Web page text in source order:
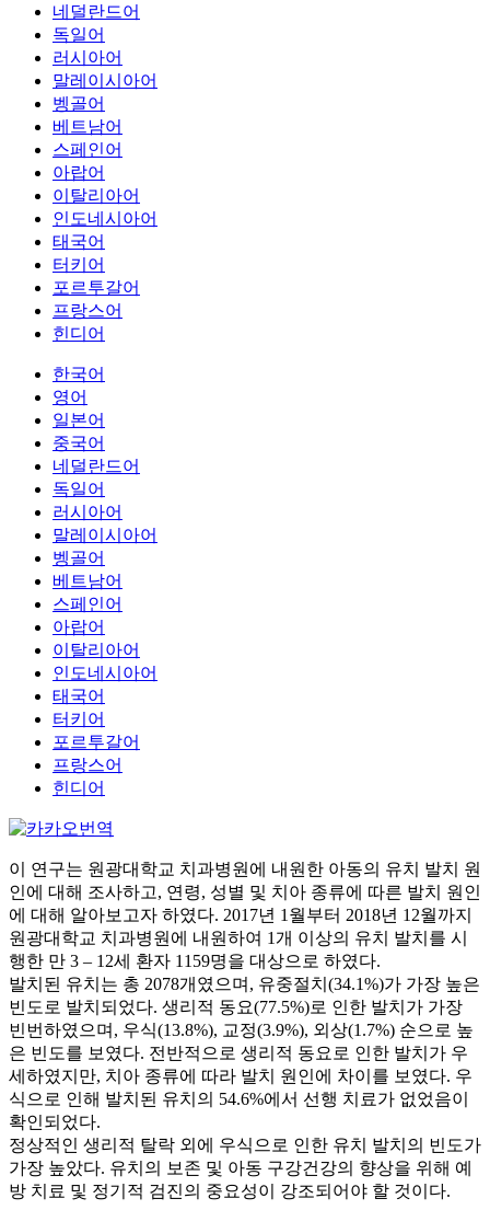
네덜란드어
독일어
러시아어
말레이시아어
벵골어
베트남어
스페인어
아랍어
이탈리아어
인도네시아어
태국어
터키어
포르투갈어
프랑스어
힌디어
한국어
영어
일본어
중국어
네덜란드어
독일어
러시아어
말레이시아어
벵골어
베트남어
스페인어
아랍어
이탈리아어
인도네시아어
태국어
터키어
포르투갈어
프랑스어
힌디어
이 연구는 원광대학교 치과병원에 내원한 아동의 유치 발치 원
인에 대해 조사하고, 연령, 성별 및 치아 종류에 따른 발치 원인
에 대해 알아보고자 하였다. 2017년 1월부터 2018년 12월까지
원광대학교 치과병원에 내원하여 1개 이상의 유치 발치를 시
행한 만 3 – 12세 환자 1159명을 대상으로 하였다.
발치된 유치는 총 2078개였으며, 유중절치(34.1%)가 가장 높은
빈도로 발치되었다. 생리적 동요(77.5%)로 인한 발치가 가장
빈번하였으며, 우식(13.8%), 교정(3.9%), 외상(1.7%) 순으로 높
은 빈도를 보였다. 전반적으로 생리적 동요로 인한 발치가 우
세하였지만, 치아 종류에 따라 발치 원인에 차이를 보였다. 우
식으로 인해 발치된 유치의 54.6%에서 선행 치료가 없었음이
확인되었다.
정상적인 생리적 탈락 외에 우식으로 인한 유치 발치의 빈도가
가장 높았다. 유치의 보존 및 아동 구강건강의 향상을 위해 예
방 치료 및 정기적 검진의 중요성이 강조되어야 할 것이다.